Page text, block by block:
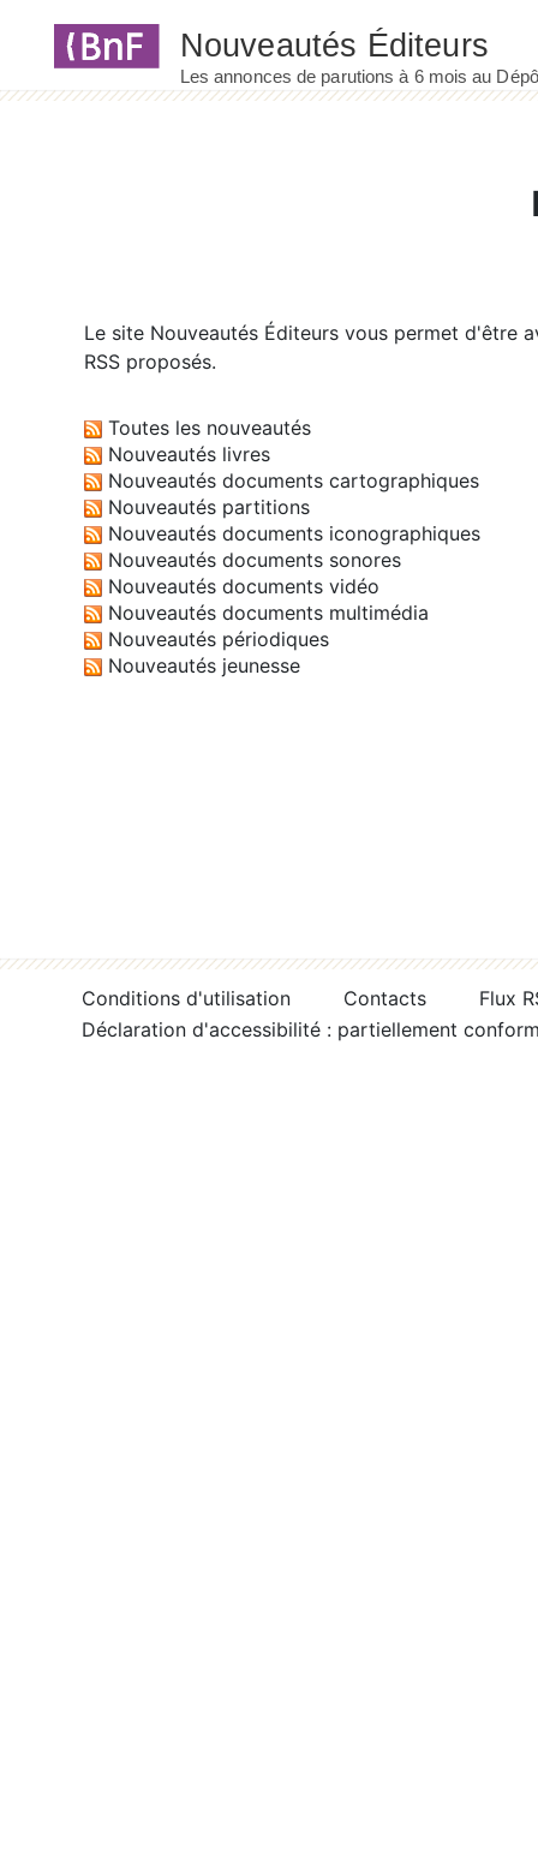
Le site Nouveautés Éditeurs vous permet d'être
RSS proposés.
Toutes les nouveautés
Nouveautés livres
Nouveautés documents cartographiques
Nouveautés partitions
Nouveautés documents iconographiques
Nouveautés documents sonores
Nouveautés documents vidéo
Nouveautés documents multimédia
Nouveautés périodiques
Nouveautés jeunesse
Conditions d'utilisation Contacts
Flux
Déclaration d'accessibilité : partiellement